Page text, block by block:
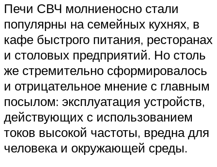
Печи СВЧ молниеносно стали
популярны на семейных кухнях, в
кафе быстрого питания, ресторанах
и столовых предприятий. Но столь
же стремительно сформировалось
и отрицательное мнение с главным
посылом: эксплуатация устройств,
действующих с использованием
токов высокой частоты, вредна для
человека и окружающей среды.